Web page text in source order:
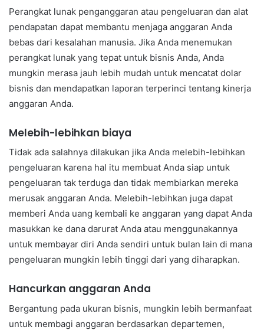
Perangkat lunak penganggaran atau pengeluaran dan alat
pendapatan dapat membantu menjaga anggaran Anda
bebas dari kesalahan manusia. Jika Anda menemukan
perangkat lunak yang tepat untuk bisnis Anda, Anda
mungkin merasa jauh lebih mudah untuk mencatat dolar
bisnis dan mendapatkan laporan terperinci tentang kinerja
anggaran Anda.
Melebih-lebihkan biaya
Tidak ada salahnya dilakukan jika Anda melebih-lebihkan
pengeluaran karena hal itu membuat Anda siap untuk
pengeluaran tak terduga dan tidak membiarkan mereka
merusak anggaran Anda. Melebih-lebihkan juga dapat
memberi Anda uang kembali ke anggaran yang dapat Anda
masukkan ke dana darurat Anda atau menggunakannya
untuk membayar diri Anda sendiri untuk bulan lain di mana
pengeluaran mungkin lebih tinggi dari yang diharapkan.
Hancurkan anggaran Anda
Bergantung pada ukuran bisnis, mungkin lebih bermanfaat
untuk membagi anggaran berdasarkan departemen,